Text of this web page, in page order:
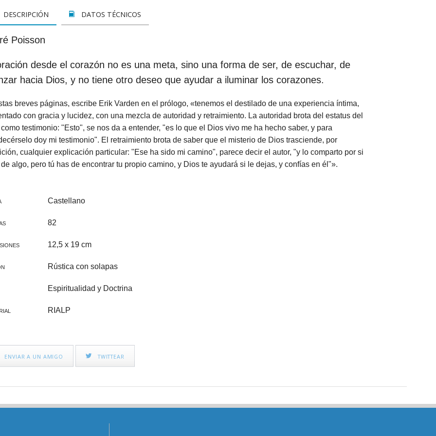
DOCUMENTALES
JUVENIL
EDUCACIÓN Y FAMILIA
CATEQUESIS
PAPA FRANCISCO
VARIOS
CINE FAMILIAR
INFANTIL Y JUVENIL
REZAR...
ESPIRITUALIDAD Y DOCTRINA
EDUCACIÓN Y FAMILIA
INFANTIL
JUVENIL
SAN JOSEMARÍA
IGLESIA Y PAPAS
CATEQUESIS
VARIOS
PAPA FRANCISCO
ÁLVARO DEL PORTILLO
CATEQUESIS COMUNIÓN
CATÓLICOS
SUSCRIPCION DIGITAL
DESCRIPCIÓN DATOS TÉCNICOS
Poisson
desde el corazón no es una meta, sino una forma de ser, de escuchar, de
hacia Dios, y no tiene otro deseo que ayudar a iluminar los corazones.
breves páginas, escribe Erik Varden en el prólogo, «tenemos el destilado de una experiencia íntima,
con gracia y lucidez, con una mezcla de autoridad y retraimiento. La autoridad brota del estatus del
testimonio: "Esto", se nos da a entender, "es lo que el Dios vivo me ha hecho saber, y para
doy mi testimonio". El retraimiento brota de saber que el misterio de Dios trasciende, por
cualquier explicación particular: "Ese ha sido mi camino", parece decir el autor, "y lo comparto por si
algo, pero tú has de encontrar tu propio camino, y Dios te ayudará si le dejas, y confías en él"».
Castellano
82
12,5 x 19 cm
Rústica con solapas
Espiritualidad y Doctrina
RIALP
ENVIAR A UN AMIGO TWITTEAR